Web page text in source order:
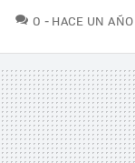
0 COMENTARIOS
HACE UN AÑO